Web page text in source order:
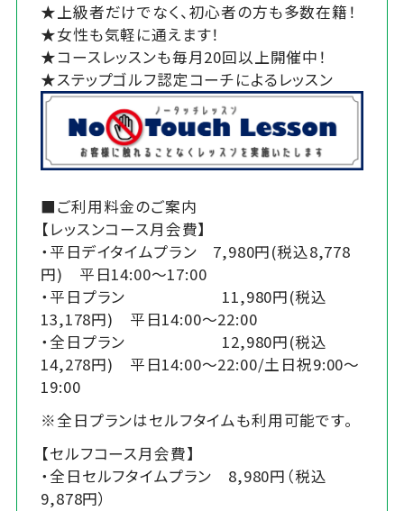
★上級者だけでなく、初心者の方も多数在籍！
★女性も気軽に通えます！
★コースレッスンも毎月20回以上開催中！
★ステップゴルフ認定コーチによるレッスン
■ご利用料金のご案内
【レッスンコース月会費】
・平日デイタイムプラン 7,980円(税込8,778
円) 平日14:00～17:00
・平日プラン 11,980円(税込
13,178円) 平日14:00～22:00
・全日プラン 12,980円(税込
14,278円) 平日14:00～22:00/土日祝9:00～
19:00
※全日プランはセルフタイムも利用可能です。
【セルフコース月会費】
・全日セルフタイムプラン 8,980円（税込
9,878円）